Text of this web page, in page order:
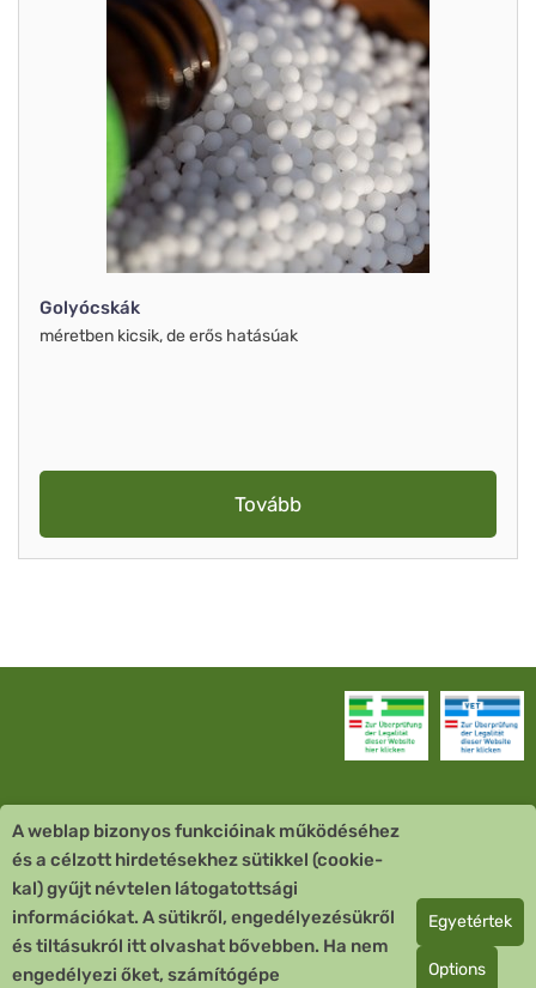
Golyócskák
méretben kicsik, de erős hatásúak
Tovább
Vevőszolgálat
Quick Links
Fizetési mód
A weblap bizonyos funkcióinak működéséhez
és a célzott hirdetésekhez sütikkel (cookie-
kal) gyűjt névtelen látogatottsági
információkat. A sütikről, engedélyezésükről
és tiltásukról itt olvashat bővebben. Ha nem
engedélyezi őket, számítógépe
Egyetértek
Options